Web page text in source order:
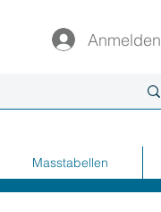
Anmelden
Masstabellen